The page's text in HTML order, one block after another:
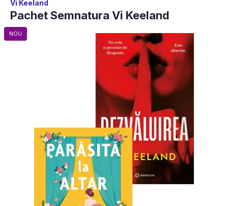
Vi Keeland
Pachet Semnatura Vi Keeland
NOU